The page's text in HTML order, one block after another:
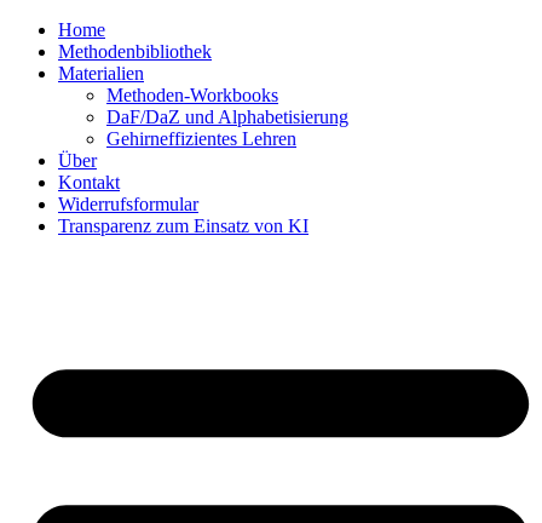
Home
Methodenbibliothek
Materialien
Methoden-Workbooks
DaF/DaZ und Alphabetisierung
Gehirneffizientes Lehren
Über
Kontakt
Widerrufsformular
Transparenz zum Einsatz von KI